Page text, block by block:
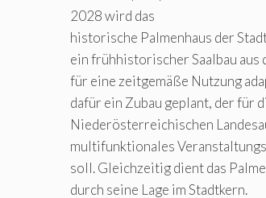
2028 wird das
historische Palmenhaus der
ein frühhistorischer Saalbau
für eine zeitgemäße Nutzung
dafür ein Zubau geplant, der für
Niederösterreichischen
multifunktionales
soll. Gleichzeitig dient das
durch seine Lage im Stadtkern.